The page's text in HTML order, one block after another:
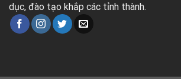
dục, đào tạo khắp các tỉnh thành.